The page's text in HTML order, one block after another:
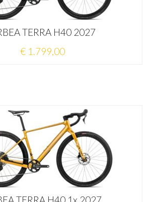
TERRA H40 2027
€ 1.799,00
TERRA H40 1x 2027